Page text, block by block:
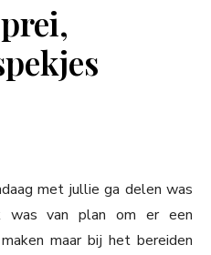
met jullie ga delen was
was van plan om er een
maar bij het bereiden